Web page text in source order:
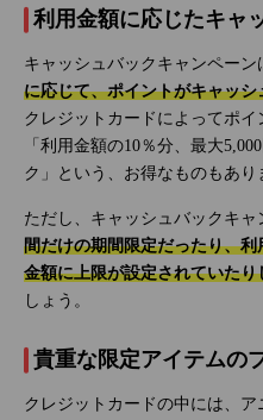
利用金額に応じたキャ
キャッシュバックキャンペーン
に応じて、ポイントがキャッシ
クレジットカードによってポ
「利用金額の10％分、最大
ク」という、お得なものもあり
ただし、キャッシュバックキャ
間だけの期間限定だったり、
金額に上限が設定されていた
しょう。
貴重な限定アイテムの
クレジットカードの中には、